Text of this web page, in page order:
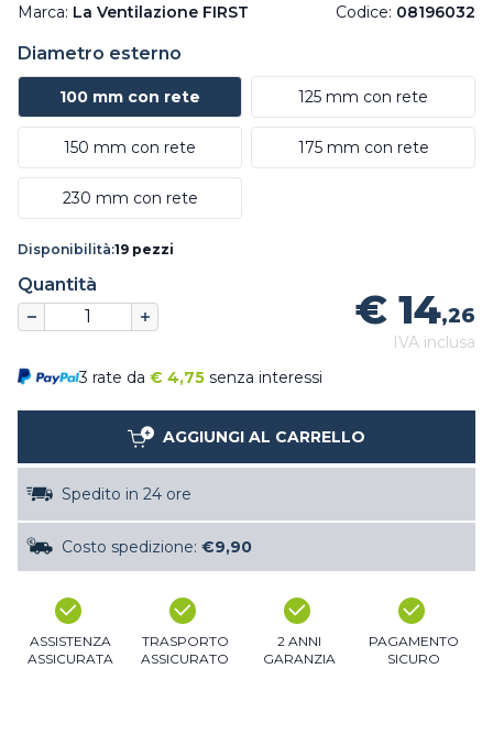
Marca: La Ventilazione FIRST Codice: 08196032
Diametro esterno
100 mm con rete 125 mm con rete
150 mm con rete 175 mm con rete
230 mm con rete
Disponibilità:19 pezzi
Quantità
€ 14,26
IVA inclusa
3 rate da € 4,75 senza interessi
AGGIUNGI AL CARRELLO
Spedito in 24 ore
Costo spedizione: €9,90
ASSISTENZA
ASSICURATA
TRASPORTO
ASSICURATO
2 ANNI
GARANZIA
PAGAMENTO
SICURO